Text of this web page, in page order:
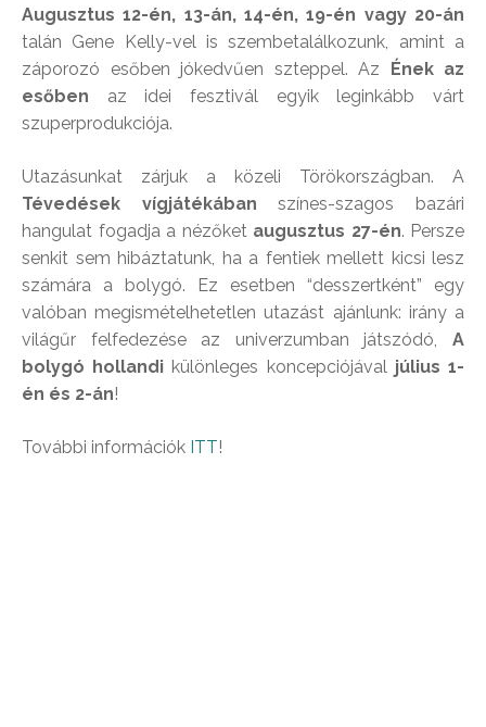
Augusztus 12-én, 13-án, 14-én, 19-én vagy 20-án
talán Gene Kelly-vel is szembetalálkozunk, amint a
záporozó esőben jókedvűen szteppel. Az
Ének az
esőben az idei fesztivál egyik leginkább várt
szuperprodukciója.
Utazásunkat zárjuk a közeli Törökországban. A
Tévedések vígjátékában színes-szagos bazári
hangulat fogadja a nézőket augusztus 27-én. Persze
senkit sem hibáztatunk, ha a fentiek mellett kicsi lesz
számára a bolygó. Ez esetben “desszertként” egy
valóban megismételhetetlen utazást ajánlunk: irány a
világűr felfedezése az univerzumban játszódó, A
bolygó hollandi különleges koncepciójával július 1-
én és 2-án!
További információk ITT!